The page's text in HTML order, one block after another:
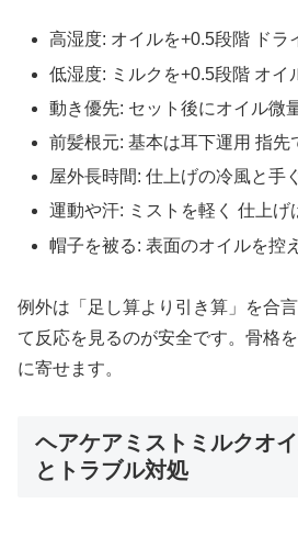
高湿度: オイルを+0.5段階 ドラ
低湿度: ミルクを+0.5段階 オイ
動き優先: セット後にオイル微
前髪根元: 基本は耳下運用 指先
屋外長時間: 仕上げの冷風と手
運動や汗: ミストを軽く 仕上げ
帽子を被る: 表面のオイルを控
例外は「足し算より引き算」を合
て反応を見るのが安全です。骨格
に寄せます。
ヘアケアミストミルクオ
とトラブル対処